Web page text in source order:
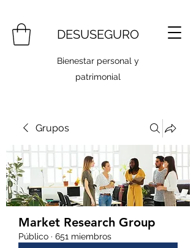
DESUSEGURO
Bienestar personal y
patrimonial
Grupos
Market Research Group
Público · 651 miembros